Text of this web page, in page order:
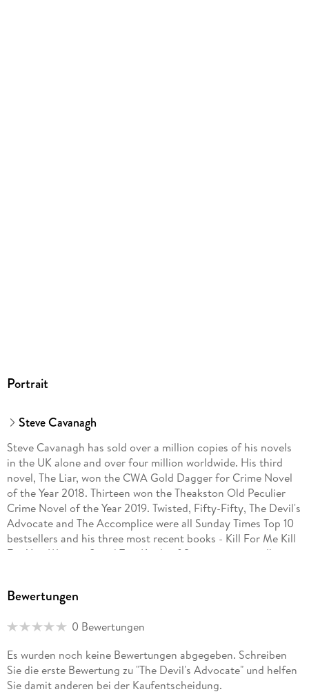
Portrait
Steve Cavanagh
Steve Cavanagh has sold over a million copies of his novels
in the UK alone and over four million worldwide. His third
novel, The Liar, won the CWA Gold Dagger for Crime Novel
of the Year 2018. Thirteen won the Theakston Old Peculier
Crime Novel of the Year 2019. Twisted, Fifty-Fifty, The Devil's
Advocate and The Accomplice were all Sunday Times Top 10
bestsellers and his three most recent books - Kill For Me Kill
For You, Witness 8 and Two Kinds of Stranger - were all
Bewertungen
0 Bewertungen
Es wurden noch keine Bewertungen abgegeben. Schreiben
Sie die erste Bewertung zu "The Devil's Advocate" und helfen
Sie damit anderen bei der Kaufentscheidung.